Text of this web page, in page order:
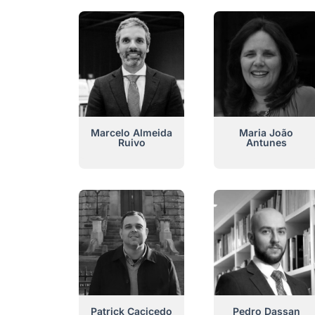
Marcelo Almeida
Ruivo
Maria João
Antunes
Patrick Cacicedo Pedro Dassan